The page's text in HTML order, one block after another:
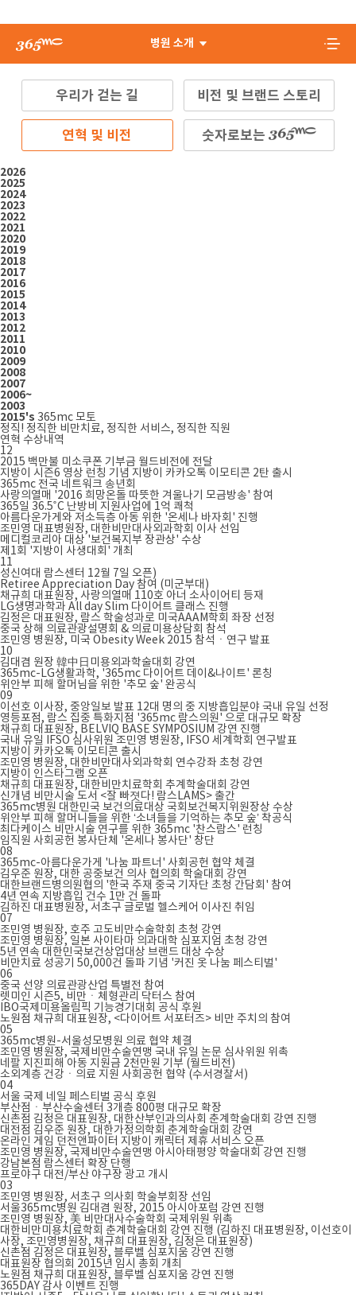
병원 소개
우리가 걷는 길 비전 및 브랜드 스토리
연혁 및 비전 숫자로보는
2026
2025
2024
2023
2022
2021
2020
2019
2018
2017
2016
2015
2014
2013
2012
2011
2010
2009
2008
2007
2006~
2003
2015's 365mc 모토
정직! 정직한 비만치료, 정직한 서비스, 정직한 직원
연혁 수상내역
12
2015 백만불 미소쿠폰 기부금 월드비전에 전달
지방이 시즌6 영상 런칭 기념 지방이 카카오톡 이모티콘 2탄 출시
365mc 전국 네트워크 송년회
사랑의열매 '2016 희망온돌 따뜻한 겨울나기 모금방송' 참여
365일 36.5˚C 난방비 지원사업에 1억 쾌척
아름다운가게와 저소득층 아동 위한 '온세나 바자회' 진행
조민영 대표병원장, 대한비만대사외과학회 이사 선임
메디컬코리아 대상 '보건복지부 장관상' 수상
제1회 '지방이 사생대회' 개최
11
성신여대 람스센터 12월 7일 오픈)
Retiree Appreciation Day 참여 (미군부대)
채규희 대표원장, 사랑의열매 110호 아너 소사이어티 등재
LG생명과학과 All day Slim 다이어트 클래스 진행
김정은 대표원장, 람스 학술성과로 미국AAAM학회 좌장 선정
중국 상해 의료관광설명회 & 의료미용상담회 참석
조민영 병원장, 미국 Obesity Week 2015 참석ㆍ연구 발표
10
김대겸 원장 韓中日미용외과학술대회 강연
365mc-LG생활과학, '365mc 다이어트 데이&나이트' 론칭
위안부 피해 할머님을 위한 '추모 숲' 완공식
09
이선호 이사장, 중앙일보 발표 12대 명의 중 지방흡입분야 국내 유일 선정
영등포점, 람스 집중 특화지점 '365mc 람스의원' 으로 대규모 확장
채규희 대표원장, BELVIQ BASE SYMPOSIUM 강연 진행
국내 유일 IFSO 심사위원 조민영 병원장, IFSO 세계학회 연구발표
지방이 카카오톡 이모티콘 출시
조민영 병원장, 대한비만대사외과학회 연수강좌 초청 강연
지방이 인스타그램 오픈
채규희 대표원장, 대한비만치료학회 추계학술대회 강연
신개념 비만시술 도서 <잘 빠졋다! 람스LAMS> 출간
365mc병원 대한민국 보건의료대상 국회보건복지위원장상 수상
위안부 피해 할머니들을 위한 ‘소녀들을 기억하는 추모 숲’ 착공식
최다케이스 비만시술 연구를 위한 365mc '찬스람스' 런칭
임직원 사회공헌 봉사단체 '온세나 봉사단' 창단
08
365mc-아름다운가게 '나눔 파트너' 사회공헌 협약 체결
김우준 원장, 대한 공중보건 의사 협의회 학술대회 강연
대한브랜드병의원협의 '한국 주재 중국 기자단 초청 간담회' 참여
4년 연속 지방흡입 건수 1만 건 돌파
김하진 대표병원장, 서초구 글로벌 헬스케어 이사진 취임
07
조민영 병원장, 호주 고도비만수술학회 초청 강연
조민영 병원장, 일본 사이타마 의과대학 심포지엄 초청 강연
5년 연속 대한민국보건상업대상 브랜드 대상 수상
비만치료 성공기 50,000건 돌파 기념 '커진 옷 나눔 페스티벌'
06
중국 선양 의료관광산업 특별전 참여
렛미인 시즌5, 비만ㆍ체형관리 닥터스 참여
IBO국제미용올림픽 기능경기대회 공식 후원
노원점 채규희 대표원장, <다이어트 서포터즈> 비만 주치의 참여
05
365mc병원-서울성모병원 의료 협약 체결
조민영 병원장, 국제비만수술연맹 국내 유일 논문 심사위원 위촉
네팔 지진피해 아동 지원금 2천만원 기부 (월드비전)
소외계층 건강ㆍ의료 지원 사회공헌 협약 (수서경찰서)
04
서울 국제 네일 페스티벌 공식 후원
부산점ㆍ부산수술센터 3개층 800평 대규모 확장
신촌점 김정은 대표원장, 대한산부인과의사회 춘계학술대회 강연 진행
대전점 김우준 원장, 대한가정의학회 춘계학술대회 강연
온라인 게임 던전앤파이터 지방이 캐릭터 제휴 서비스 오픈
조민영 병원장, 국제비만수술연맹 아시아태평양 학술대회 강연 진행
강남본점 람스센터 확장 단행
프로야구 대전/부산 야구장 광고 개시
03
조민영 병원장, 서초구 의사회 학술부회장 선임
서울365mc병원 김대겸 원장, 2015 아시아포럼 강연 진행
조민영 병원장, 美 비만대사수술학회 국제위원 위촉
대한비만미용치료학회 춘계학술대회 강연 진행 (김하진 대표병원장, 이선호이
사장, 조민영병원장, 채규희 대표원장, 김정은 대표원장)
신촌점 김정은 대표원장, 블루벨 심포지움 강연 진행
대표원장 협의회 2015년 임시 총회 개최
노원점 채규희 대표원장, 블루벨 심포지움 강연 진행
365DAY 감사 이벤트 진행